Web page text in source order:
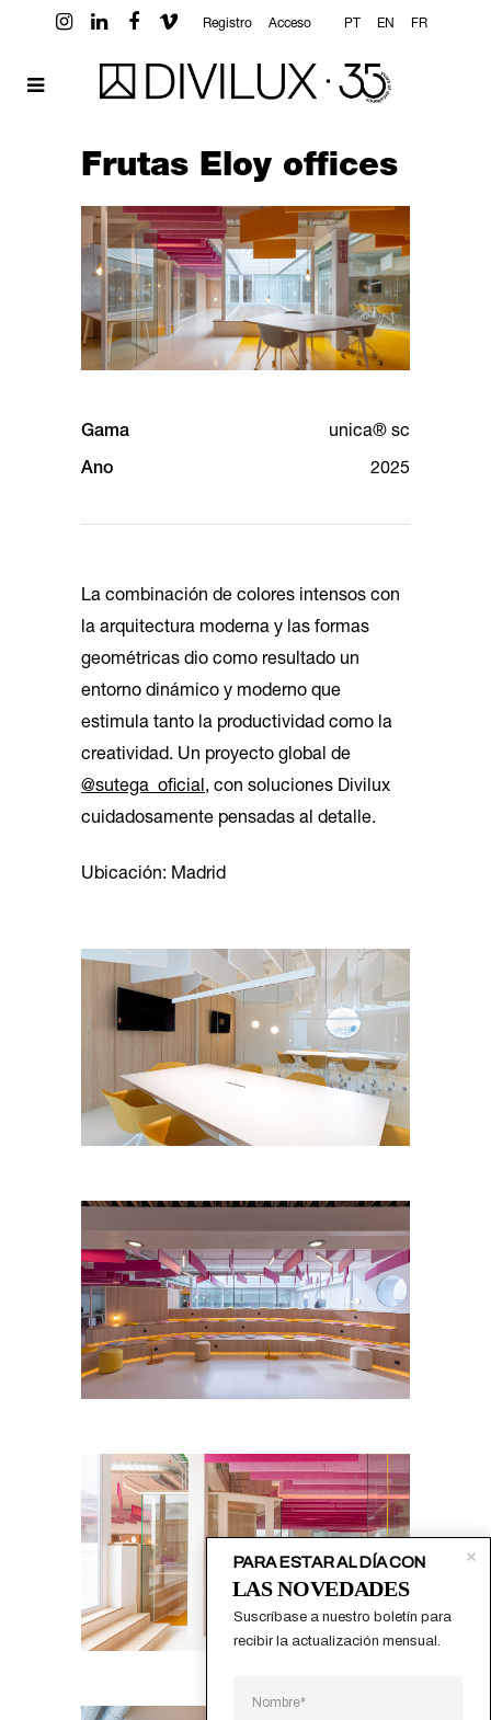
Registro Acceso PT EN FR
Frutas Eloy offices
Gama unica® sc
Ano 2025
La combinación de colores intensos con
la arquitectura moderna y las formas
geométricas dio como resultado un
entorno dinámico y moderno que
estimula tanto la productividad como la
creatividad. Un proyecto global de
@sutega_oficial, con soluciones Divilux
cuidadosamente pensadas al detalle.
Ubicación: Madrid
PARA ESTAR AL DÍA CON
Suscríbase a nuestro boletín para
recibir la actualización mensual.
LAS NOVEDADES